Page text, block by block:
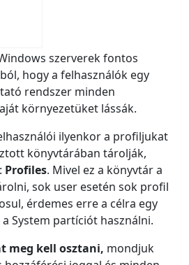
szerverek fontos
hogy a felhasználók egy
rendszer minden
környezetüket lássák.
ilyenkor a profiljukat
könyvtárában tárolják,
Profiles. Mivel ez a könyvtár a
sok user esetén sok profil
érdemes erre a célra egy
System partíciót használni.
meg kell osztani, mondjuk